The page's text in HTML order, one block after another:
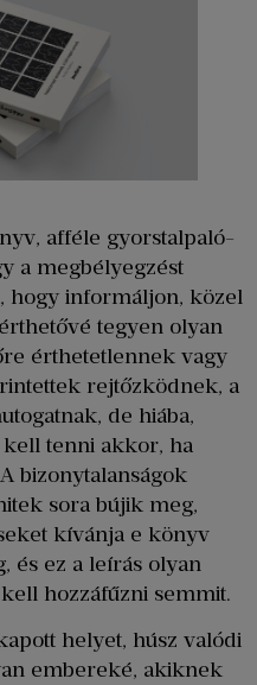
afféle gyorstalpaló-
a megbélyegzést
hogy informáljon, közel
tegyen olyan
érthetetlennek vagy
rejtőzködnek, a
de hiába,
tenni akkor, ha
bizonytalanságok
sora bújik meg,
kívánja e könyv
és ez a leírás olyan
hozzáfűzni semmit.
helyet, húsz valódi
embereké, akiknek